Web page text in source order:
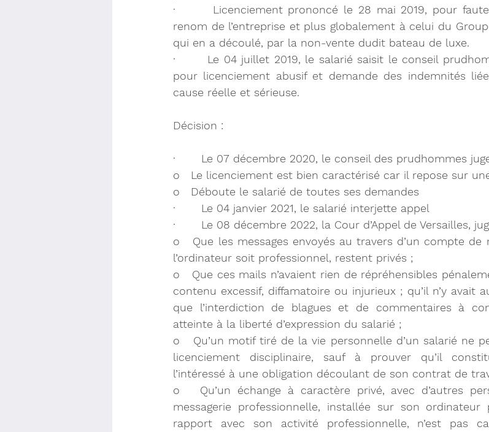
·       Licenciement prononcé le 28 mai 2019, pour
renom de l’entreprise et plus globalement à celui du
qui en a découlé, par la non-vente dudit bateau de luxe.
·       Le 04 juillet 2019, le salarié saisit le conseil
pour licenciement abusif et demande des indemnités
cause réelle et sérieuse.
Décision :
·       Le 07 décembre 2020, le conseil des prudhommes
o   Le licenciement est bien caractérisé car il repose sur
o   Déboute le salarié de toutes ses demandes
·       Le 04 janvier 2021, le salarié interjette appel
·       Le 08 décembre 2022, la Cour d’Appel de Versailles,
o   Que les messages envoyés au travers d’un compte de
l’ordinateur soit professionnel, restent privés ;
o   Que ces mails n’avaient rien de répréhensibles
contenu excessif, diffamatoire ou injurieux ; qu’il n’y avait
que l’interdiction de blagues et de commentaires à
atteinte à la liberté d’expression du salarié ;
o   Qu’un motif tiré de la vie personnelle d’un salarié ne
licenciement disciplinaire, sauf à prouver qu’il
l’intéressé à une obligation découlant de son contrat de
o   Qu’un échange à caractère privé, avec d’autres
messagerie professionnelle, installée sur son
rapport avec son activité professionnelle, n’est pas